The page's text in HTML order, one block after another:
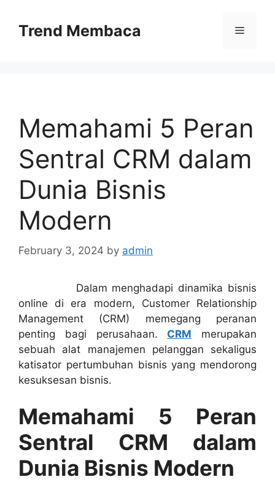
contentTrend Membaca Menu
Memahami 5 Peran
Sentral CRM dalam
Dunia Bisnis
Modern
February 3, 2024 by admin
Dalam menghadapi dinamika bisnis
online di era modern, Customer Relationship
Management (CRM) memegang peranan
penting bagi perusahaan. CRM merupakan
sebuah alat manajemen pelanggan sekaligus
katisator pertumbuhan bisnis yang mendorong
kesuksesan bisnis.
Memahami 5 Peran
Sentral CRM dalam
Dunia Bisnis Modern